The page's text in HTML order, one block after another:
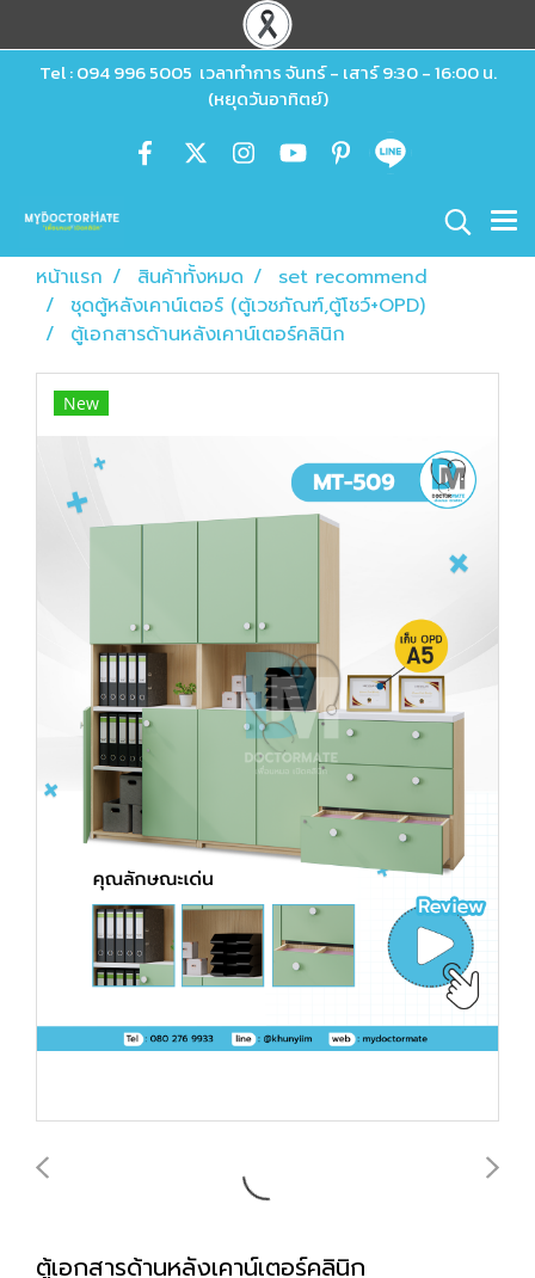
Tel : 094 996 5005 เวลาทำการ จันทร์ - เสาร์ 9:30 - 16:00 น.
(หยุดวันอาทิตย์)
หน้าแรก สินค้าทั้งหมด
set recommend
ชุดตู้หลังเคาน์เตอร์ (ตู้เวชภัณฑ์,ตู้โชว์+OPD)
ตู้เอกสารด้านหลังเคาน์เตอร์คลินิก
New
ตู้เอกสารด้านหลังเคาน์เตอร์คลินิก